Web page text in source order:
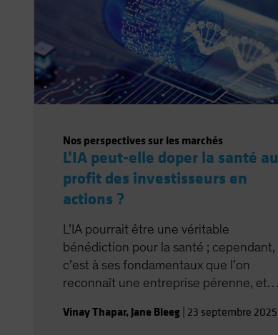
Nos perspectives sur les marchés
L’IA peut-elle doper la santé au
profit des investisseurs en
actions ?
L’IA pourrait être une véritable
bénédiction pour la santé ; cependant,
c’est à ses fondamentaux que l’on
reconnaît une entreprise pérenne, et
Vinay Thapar, Jane Bleeg 23 septembre 2025